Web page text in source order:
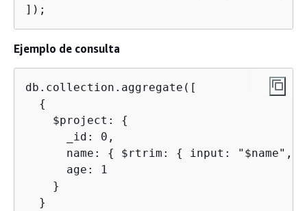
]);
Ejemplo de consulta
db.collection.aggregate([
{
    $project:
{
      _id: 0,
      name:
{ $rtrim: {
input:
      age: 1
    }
  }